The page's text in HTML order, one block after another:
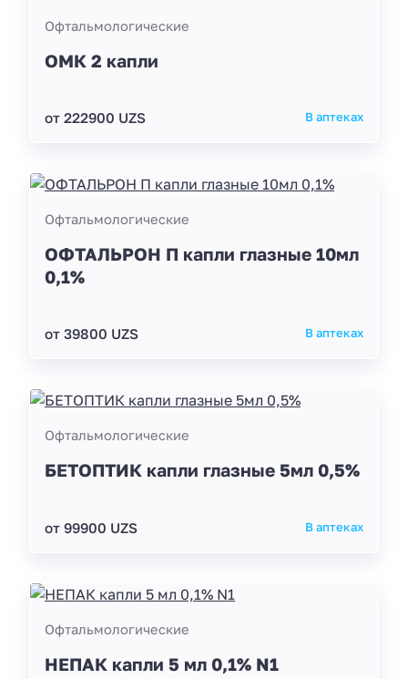
Офтальмологические
ОМК 2 капли
от 222900 UZS В аптеках
Офтальмологические
ОФТАЛЬРОН П капли глазные 10мл
0,1%
от 39800 UZS В аптеках
Офтальмологические
БЕТОПТИК капли глазные 5мл 0,5%
от 99900 UZS В аптеках
Офтальмологические
НЕПАК капли 5 мл 0,1% N1